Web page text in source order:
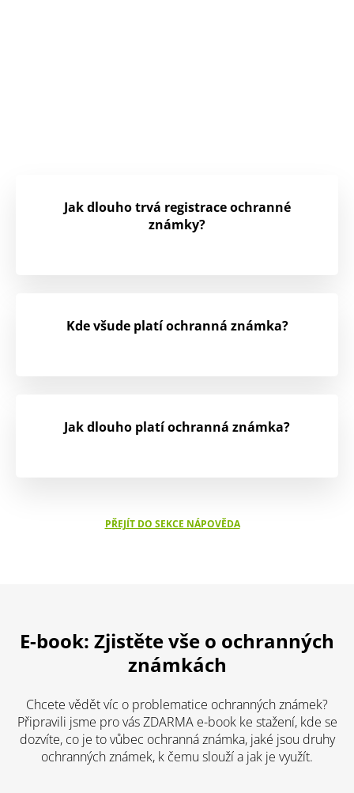
Jak dlouho trvá registrace ochranné
známky?
Kde všude platí ochranná známka?
Jak dlouho platí ochranná známka?
PŘEJÍT DO SEKCE NÁPOVĚDA
E-book: Zjistěte vše o ochranných
známkách
Chcete vědět víc o problematice ochranných známek?
Připravili jsme pro vás ZDARMA e-book ke stažení, kde se
dozvíte, co je to vůbec ochranná známka, jaké jsou druhy
ochranných známek, k čemu slouží a jak je využít.